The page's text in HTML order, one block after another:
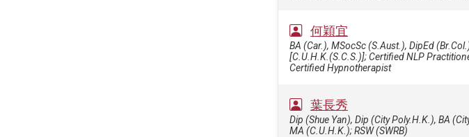
何穎宜
BA (Car.), MSocSc (S.Aust.), DipEd
[C.U.H.K.(S.C.S.)]; Certified NLP
Certified Hypnotherapist
葉長秀
Dip (Shue Yan), Dip (City Poly.H.K.), BA
MA (C.U.H.K.); RSW (SWRB)